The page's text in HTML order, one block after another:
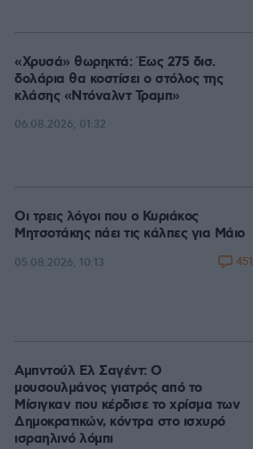
«Χρυσά» θωρηκτά: Έως 275 δισ.
δολάρια θα κοστίσει ο στόλος της
κλάσης «Ντόναλντ Τραμπ»
06.08.2026, 01:32
Οι τρεις λόγοι που ο Κυριάκος
Μητσοτάκης πάει τις κάλπες για Μάιο
05.08.2026, 10:13 451
Αμπντούλ Ελ Σαγέντ: Ο
μουσουλμάνος γιατρός από το
Μίσιγκαν που κέρδισε το χρίσμα των
Δημοκρατικών, κόντρα στο ισχυρό
ισραηλινό λόμπι